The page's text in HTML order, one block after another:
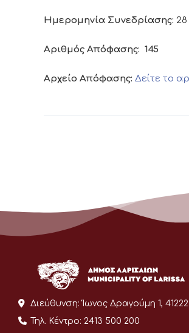
Ημερομηνία Συνεδρίασης: 28
Αριθμός Απόφασης: 145
Αρχείο Απόφασης: Δείτε το
Διεύθυνση: Ίωνος Δραγούμη 1, 41222
Τηλ. Κέντρο: 2413 500 200